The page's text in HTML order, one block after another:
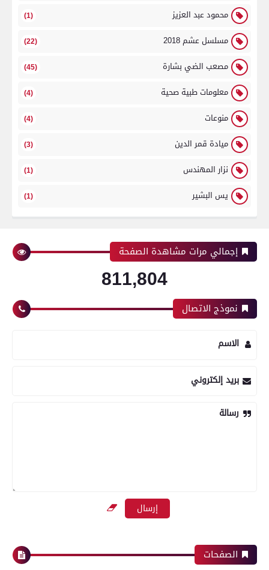
محمود عبد العزيز (1)
مسلسل عشم 2018 (22)
مصعب الضي بشارة (45)
معلومات طبية صحية (4)
منوعات (4)
ميادة قمر الدين (3)
نزار المهندس (1)
يس البشير (1)
إجمالي مرات مشاهدة الصفحة
811,804
نموذج الاتصال
الاسم
بريد إلكتروني
رسالة
الصفحات